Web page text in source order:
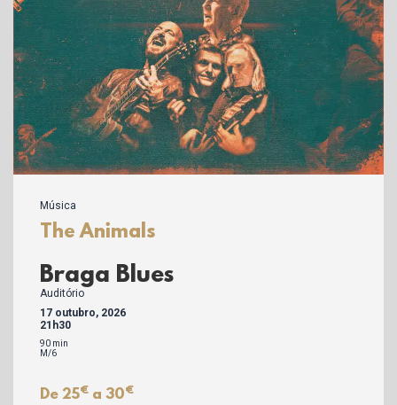
Música
The Animals
Braga Blues
Auditório
17 outubro, 2026
21h30
90 min
M/6
De 25€ a 30€